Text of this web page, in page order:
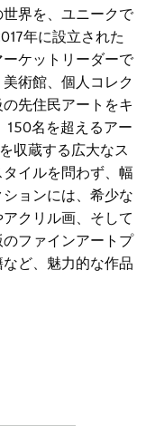
界を、ユニークで
年に設立された
ケットリーダーで
術館、個人コレク
先住民アートをキ
150名を超えるアー
収蔵する広大なス
タイルを問わず、幅
ョンには、希少な
クリル画、そして
ファインアートプ
ど、魅力的な作品
で紹介・支援する
営しています。
クションスペース
界を、ユニークで